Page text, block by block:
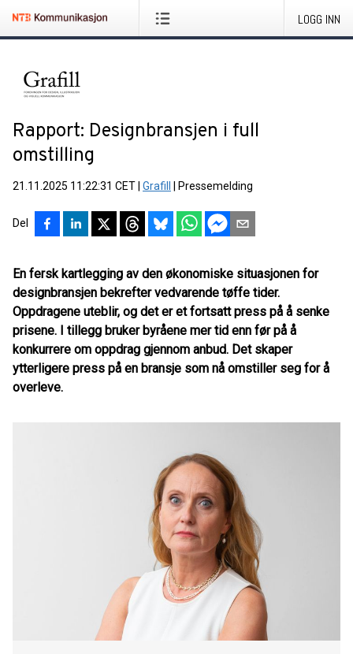
LOGG INN
Rapport: Designbransjen i full
omstilling
21.11.2025 11:22:31 CET Grafill Pressemelding
Del
En fersk kartlegging av den økonomiske situasjonen for
designbransjen bekrefter vedvarende tøffe tider.
Oppdragene uteblir, og det er et fortsatt press på å senke
prisene. I tillegg bruker byråene mer tid enn før på å
konkurrere om oppdrag gjennom anbud. Det skaper
ytterligere press på en bransje som nå omstiller seg for å
overleve.